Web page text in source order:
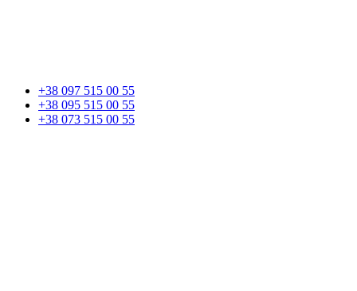
+38 097 515 00 55
+38 095 515 00 55
+38 073 515 00 55